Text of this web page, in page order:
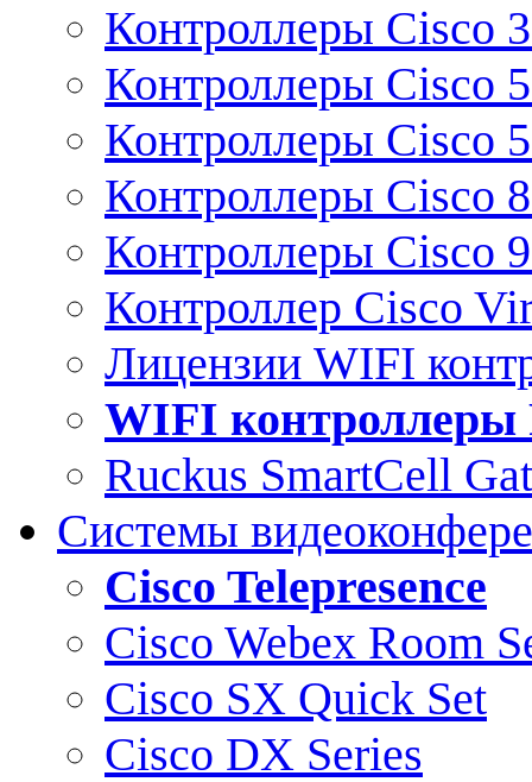
Контроллеры Cisco
Контроллеры Cisco
Контроллеры Cisco
Контроллеры Cisco
Контроллеры Cisco
Контроллер Cisco
Лицензии WIFI
WIFI контроллеры
Ruckus SmartCell
Системы
Cisco Telepresence
Cisco Webex Room
Cisco SX Quick Set
Cisco DX Series